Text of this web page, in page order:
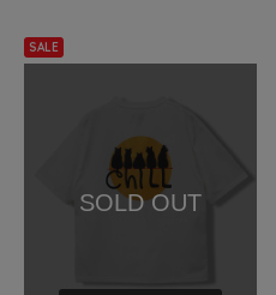
SALE
SOLD OUT